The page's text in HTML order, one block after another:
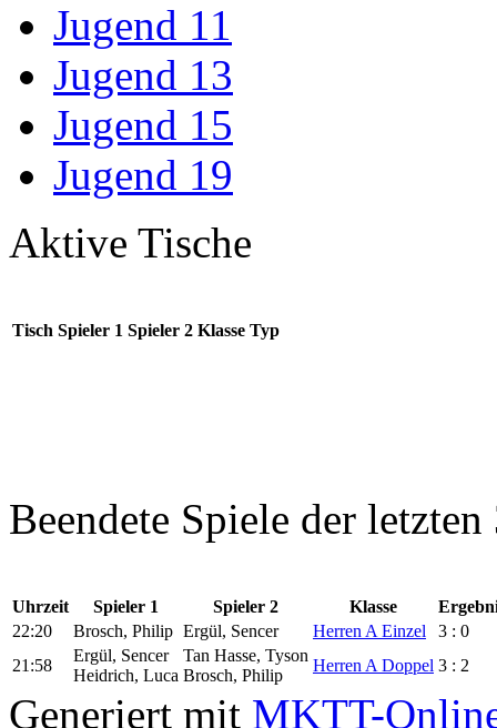
Jugend 11
Jugend 13
Jugend 15
Jugend 19
Aktive Tische
Tisch Spieler 1 Spieler 2 Klasse Typ
Beendete Spiele der
Uhrzeit Spieler 1 Spieler 2 Klasse
22:20
Brosch, Philip Ergül, Sencer Herren A Einzel
3 : 0
21:58
Ergül, Sencer
Heidrich, Luca
Tan Hasse, Tyson
Brosch, Philip
Herren A Doppel 3 : 2
Generiert mit MKTT-